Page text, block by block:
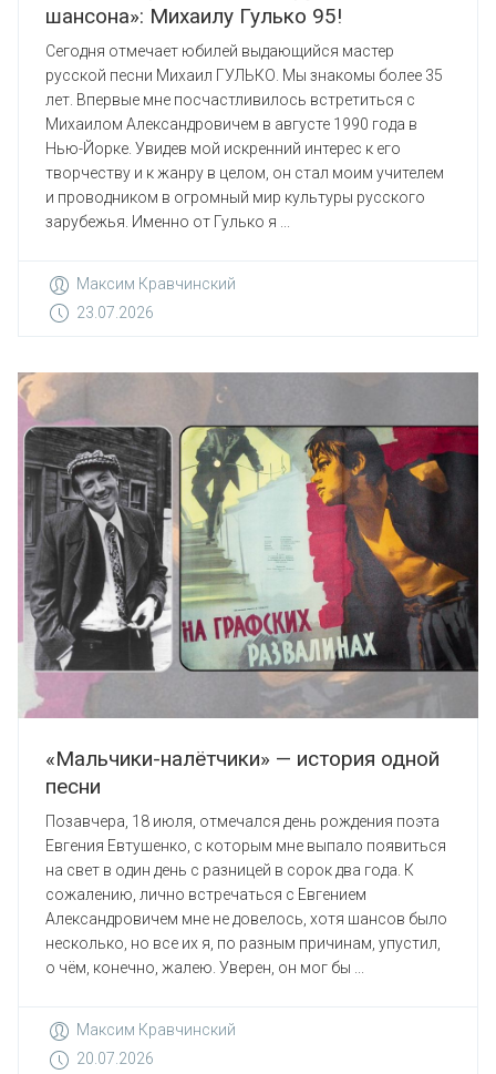
шансона»: Михаилу Гулько 95!
Сегодня отмечает юбилей выдающийся мастер
русской песни Михаил ГУЛЬКО. Мы знакомы более 35
лет. Впервые мне посчастливилось встретиться с
Михаилом Александровичем в августе 1990 года в
Нью-Йорке. Увидев мой искренний интерес к его
творчеству и к жанру в целом, он стал моим учителем
и проводником в огромный мир культуры русского
зарубежья. Именно от Гулько я ...
Максим Кравчинский
23.07.2026
«Мальчики-налётчики» — история одной
песни
Позавчера, 18 июля, отмечался день рождения поэта
Евгения Евтушенко, с которым мне выпало появиться
на свет в один день с разницей в сорок два года. К
сожалению, лично встречаться с Евгением
Александровичем мне не довелось, хотя шансов было
несколько, но все их я, по разным причинам, упустил,
о чём, конечно, жалею. Уверен, он мог бы ...
Максим Кравчинский
20.07.2026